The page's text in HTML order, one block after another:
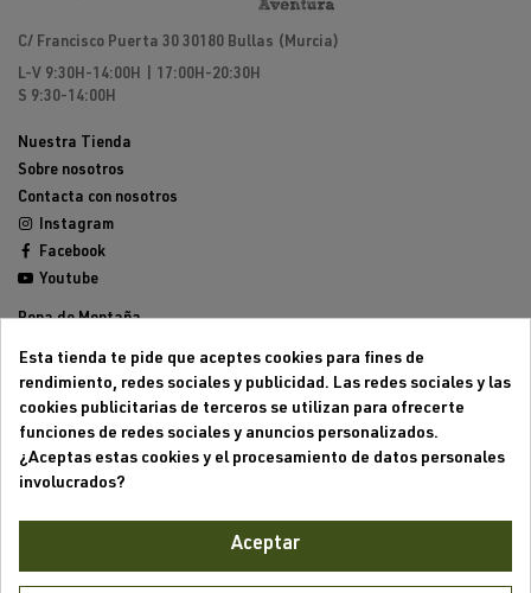
C/ Francisco Puerta 30 30180 Bullas (Murcia)
L-V 9:30H-14:00H | 17:00H-20:30H
S 9:30-14:00H
Nuestra Tienda
Sobre nosotros
Contacta con nosotros
Instagram
Facebook
Youtube
Ropa de Montaña
Mochilas de montaña
Equipamiento de Montaña
Trailrunning
Outlet
Condiciones generales de venta
Esta tienda te pide que aceptes cookies para fines de
rendimiento, redes sociales y publicidad. Las redes sociales y las
cookies publicitarias de terceros se utilizan para ofrecerte
funciones de redes sociales y anuncios personalizados.
¿Aceptas estas cookies y el procesamiento de datos personales
involucrados?
Aceptar